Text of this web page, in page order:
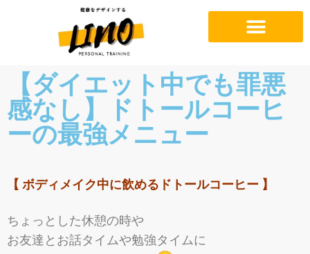
【ダイエット中でも罪悪
感なし】ドトールコーヒ
ーの最強メニュー
【 ボディメイク中に飲めるドトールコーヒー 】
ちょっとした休憩の時や
お友達とお話タイムや勉強タイムに